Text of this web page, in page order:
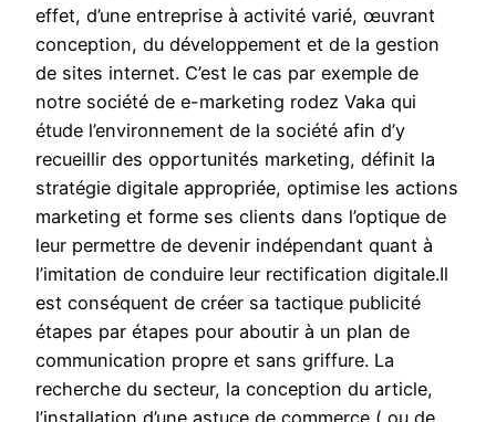
effet, d’une entreprise à activité varié, œuvrant
conception, du développement et de la gestion
de sites internet. C’est le cas par exemple de
notre société de e-marketing rodez Vaka qui
étude l’environnement de la société afin d’y
recueillir des opportunités marketing, définit la
stratégie digitale appropriée, optimise les actions
marketing et forme ses clients dans l’optique de
leur permettre de devenir indépendant quant à
l’imitation de conduire leur rectification digitale.Il
est conséquent de créer sa tactique publicité
étapes par étapes pour aboutir à un plan de
communication propre et sans griffure. La
recherche du secteur, la conception du article,